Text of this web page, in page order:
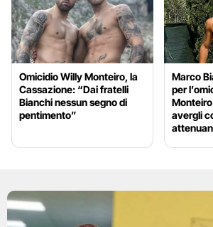
Omicidio Willy Monteiro, la
Cassazione: “Dai fratelli
Bianchi nessun segno di
pentimento”
Marco
per
avergli